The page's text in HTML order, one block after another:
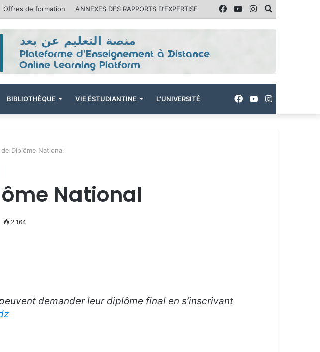
Offres de formation ANNEXES DES RAPPORTS D’EXPERTISE Rechercher
Instagram
YouTube
Facebook
BIBLIOTHÈQUE VIE ÉSTUDIANTINE L’UNIVERSITÉ Instagram
YouTube
Facebook
Diplôme National
National
2 164
demander leur diplôme final en s’inscrivant